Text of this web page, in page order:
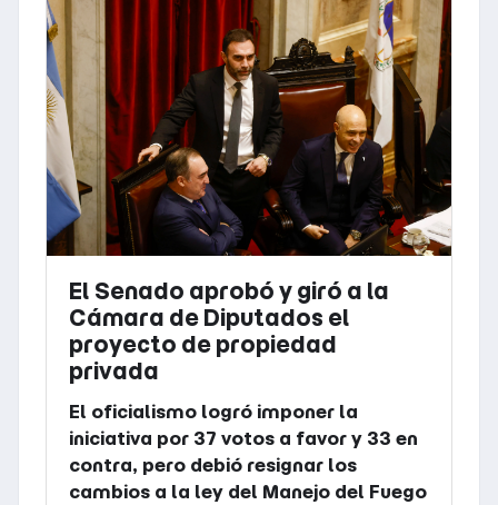
El Senado aprobó y giró a la
Cámara de Diputados el
proyecto de propiedad
privada
El oficialismo logró imponer la
iniciativa por 37 votos a favor y 33 en
contra, pero debió resignar los
cambios a la ley del Manejo del Fuego